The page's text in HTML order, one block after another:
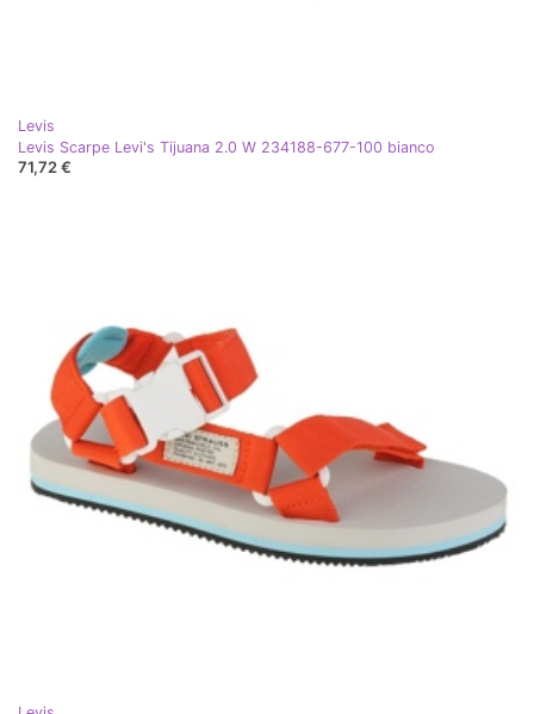
Levis
Levis Scarpe Levi's Tijuana 2.0 W 234188-677-100 bianco
71,72 €